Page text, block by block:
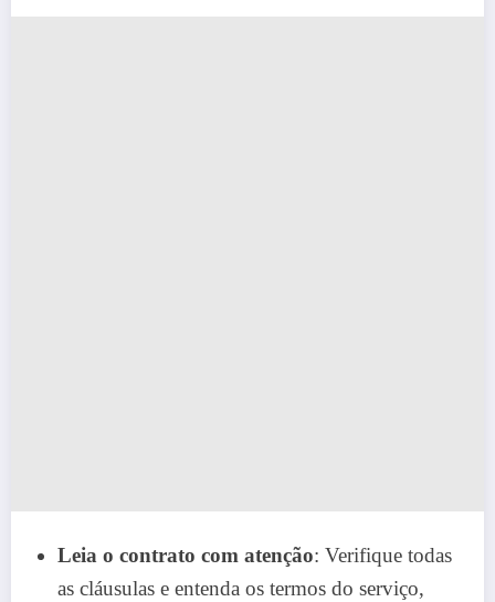
Leia o contrato com atenção: Verifique todas
as cláusulas e entenda os termos do serviço,